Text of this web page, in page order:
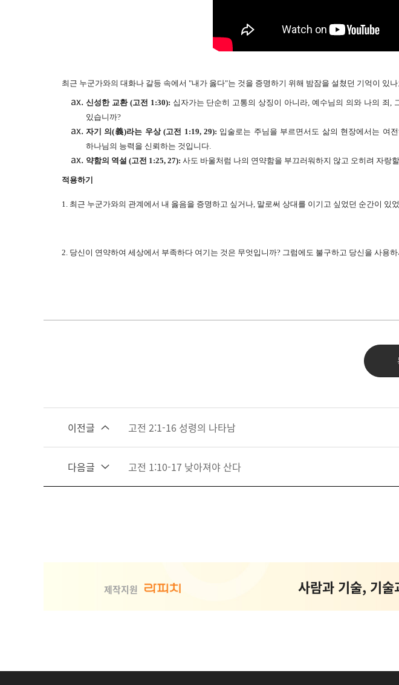
최근 누군가와의 대화나 갈등 속에서 "내가 옳다"는 것을 증명하기 위해 밤잠을 설쳤던 기억이 있
신성한 교환 (고전 1:30): 십자가는 단순히 고통의 상징이 아니라, 예수님의 의와 나의 죄,
있습니까?
자기 의(義)라는 우상 (고전 1:19, 29): 입술로는 주님을 부르면서도 삶의 현장에서는 여
하나님의 능력을 신뢰하는 것입니다.
약함의 역설 (고전 1:25, 27): 사도 바울처럼 나의 연약함을 부끄러워하지 않고 오히려 자랑
적용하기
1. 최근 누군가와의 관계에서 내 옳음을 증명하고 싶거나, 말로써 상대를 이기고 싶었던 순간이
2. 당신이 연약하여 세상에서 부족하다 여기는 것은 무엇입니까? 그럼에도 불구하고 당신을 사용
이전글 고전 2:1-16 성령의 나타남
다음글 고전 1:10-17 낮아져야 산다
제작지원